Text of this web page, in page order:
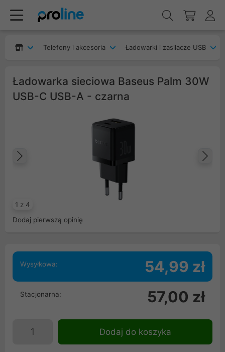
Telefony i akcesoria Ładowarki i zasilacze USB
Ładowarka sieciowa Baseus Palm 30W
USB-C USB-A - czarna
1 z 4
Poprzedni
Dodaj pierwszą opinię
Wysyłkowa: 54,99 zł
Stacjonarna: 57,00 zł
Dodaj do koszyka